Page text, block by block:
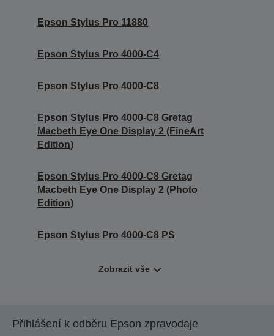
Epson Stylus Pro 11880
Epson Stylus Pro 4000-C4
Epson Stylus Pro 4000-C8
Epson Stylus Pro 4000-C8 Gretag
Macbeth Eye One Display 2 (FineArt
Edition)
Epson Stylus Pro 4000-C8 Gretag
Macbeth Eye One Display 2 (Photo
Edition)
Epson Stylus Pro 4000-C8 PS
Zobrazit vše
Přihlášení k odběru Epson zpravodaje